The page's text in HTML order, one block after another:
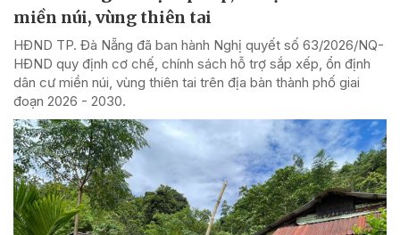
miền núi, vùng thiên tai
HĐND TP. Đà Nẵng đã ban hành Nghị quyết số 63/2026/NQ-
HĐND quy định cơ chế, chính sách hỗ trợ sắp xếp, ổn định
dân cư miền núi, vùng thiên tai trên địa bàn thành phố giai
đoạn 2026 - 2030.